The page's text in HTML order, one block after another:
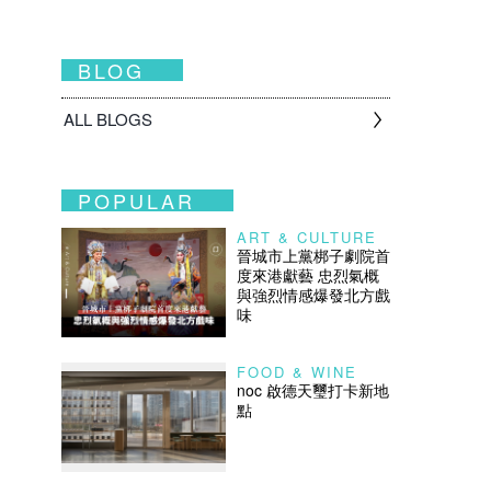
BLOG
ALL BLOGS
POPULAR
ART & CULTURE
晉城市上黨梆子劇院首
度來港獻藝 忠烈氣概
與強烈情感爆發北方戲
味
FOOD & WINE
noc 啟德天璽打卡新地
點